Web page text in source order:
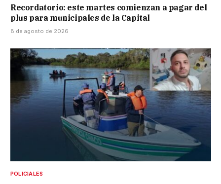
Recordatorio: este martes comienzan a pagar del
plus para municipales de la Capital
8 de agosto de 2026
POLICIALES